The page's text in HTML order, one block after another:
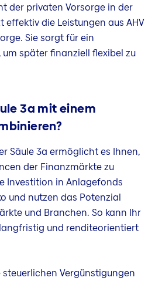
der privaten Vorsorge in der
effektiv die Leistungen aus AHV
Sie sorgt für ein
später finanziell flexibel zu
3a mit einem
Säule 3a ermöglicht es Ihnen,
der Finanzmärkte zu
Investition in Anlagefonds
und nutzen das Potenzial
und Branchen. So kann Ihr
und renditeorientiert
Vergünstigungen